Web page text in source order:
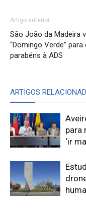
Artigo anterior
São João da Madeira
“Domingo Verde” para
parabéns à ADS
ARTIGOS
para
‘ir